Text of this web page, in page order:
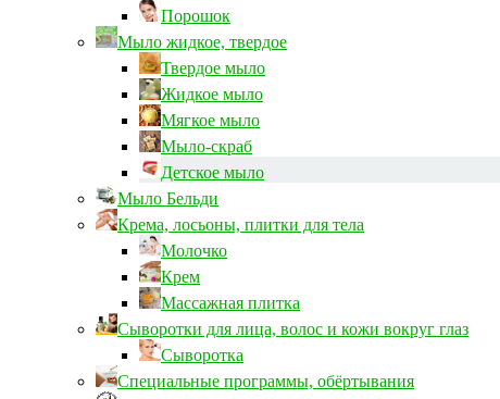
Порошок
Мыло жидкое, твердое
Твердое мыло
Жидкое мыло
Мягкое мыло
Мыло-скраб
Детское мыло
Мыло Бельди
Крема, лосьоны, плитки для тела
Молочко
Крем
Массажная плитка
Сыворотки для лица, волос и кожи вокруг глаз
Сыворотка
Специальные программы, обёртывания